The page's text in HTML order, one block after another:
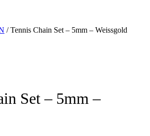
/ Tennis Chain Set – 5mm – Weissgold
Set – 5mm –